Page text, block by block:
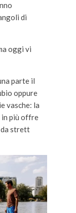
di
oggi vi
parte il
oppure
vasche: la
in più offre
da strett